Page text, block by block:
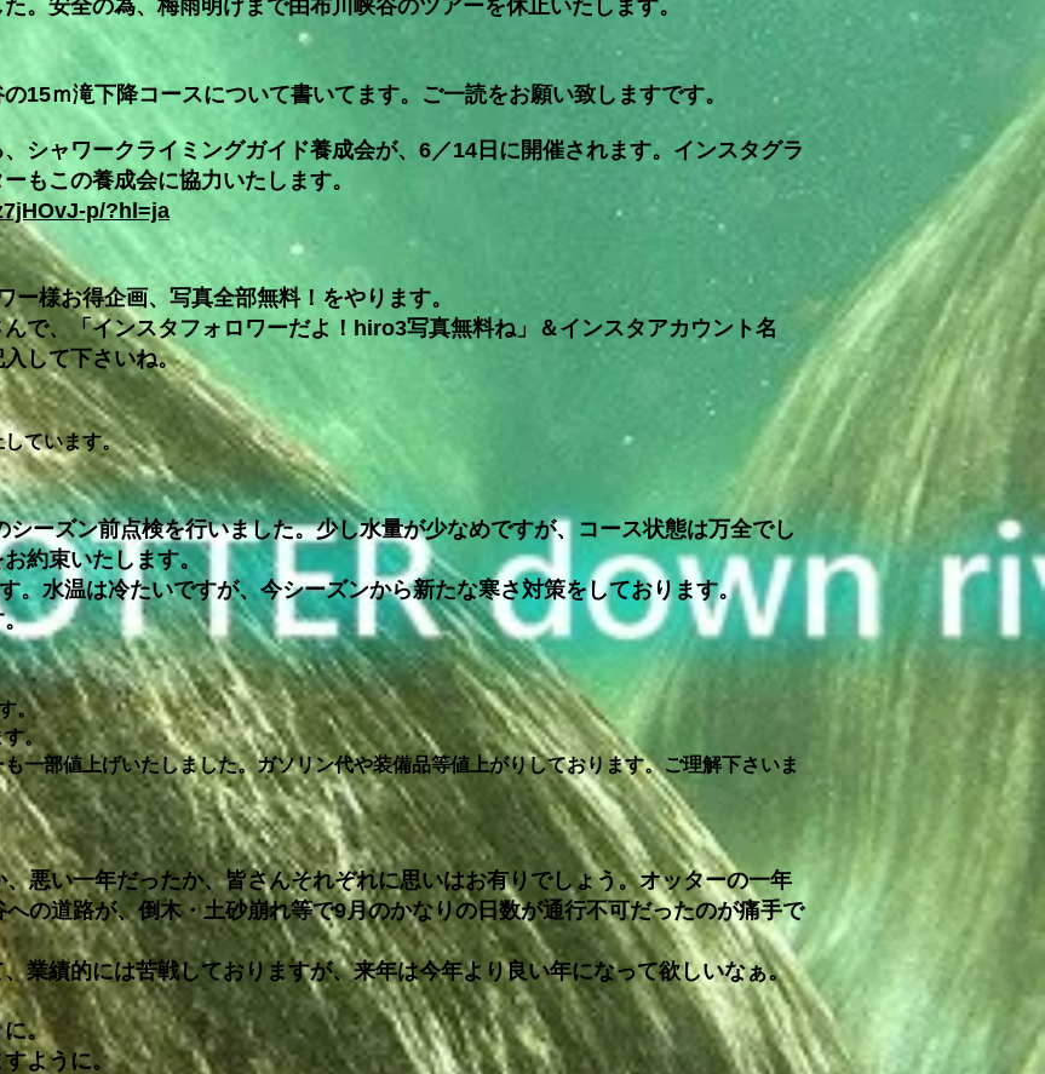
。安全の為、梅雨明けまで由布川峡谷のツアーを休止いたします。
15ｍ滝下降コースについて書いてます。ご一読をお願い致しますです。
シャワークライミングガイド養成会が、6／14日に開催されます。インスタグラ
もこの養成会に協力いたします。
p/?hl=ja
様お得企画、写真全部無料！をやります。
で、「インスタフォロワーだよ！hiro3写真無料ね」＆インスタアカウント名
して下さいね。
ています。
ーズン前点検を行いました。少し水量が少なめですが、コース状態は万全でし
約束いたします。
。水温は冷たいですが、今シーズンから新たな寒さ対策をしております。
。
。
す。
部値上げいたしました。ガソリン代や装備品等値上がりしております。ご理解下さいま
悪い一年だったか、皆さんそれぞれに思いはお有りでしょう。オッターの一年
の道路が、倒木・土砂崩れ等で9月のかなりの日数が通行不可だったのが痛手で
業績的には苦戦しておりますが、来年は今年より良い年になって欲しいなぁ。
に。
ように。